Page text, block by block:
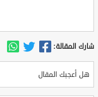
شارك المقالة:
هل أعجبك المقال